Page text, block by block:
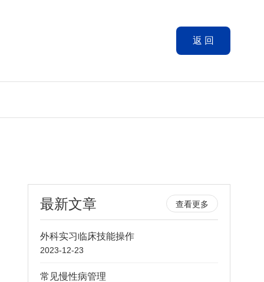
返 回
最新文章 查看更多
外科实习临床技能操作
2023-12-23
常见慢性病管理